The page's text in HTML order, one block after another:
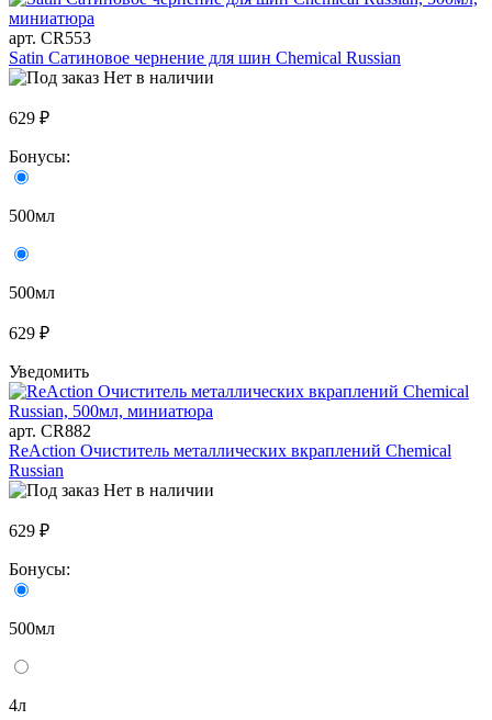
арт. CR553
Satin Сатиновое чернение для шин Chemical Russian
Нет в наличии
629 ₽
Бонусы:
500мл
500мл
629 ₽
Уведомить
арт. CR882
ReAction Очиститель металлических вкраплений Chemical
Russian
Нет в наличии
629 ₽
Бонусы:
500мл
4л